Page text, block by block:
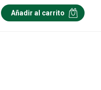
Añadir al carrito